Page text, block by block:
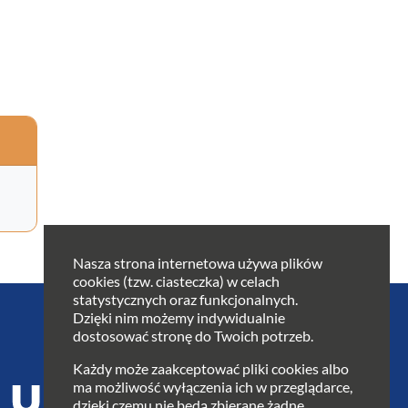
Nasza strona internetowa używa plików
cookies (tzw. ciasteczka) w celach
statystycznych oraz funkcjonalnych.
Dzięki nim możemy indywidualnie
dostosować stronę do Twoich potrzeb.
Każdy może zaakceptować pliki cookies albo
ma możliwość wyłączenia ich w przeglądarce,
dzięki czemu nie będą zbierane żadne